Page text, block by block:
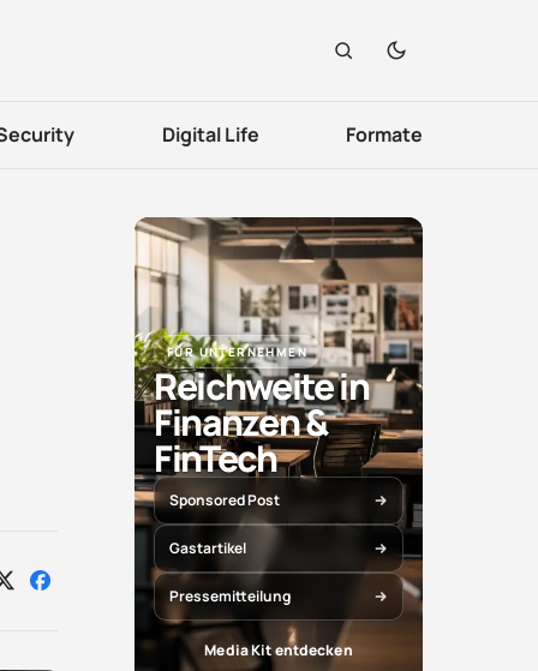
Digital Life Formate
Auf Auf
FÜR UNTERNEHMEN
Reichweite in
Finanzen &
FinTech
Sponsored Post
Gastartikel
Pressemitteilung
Media Kit entdecken